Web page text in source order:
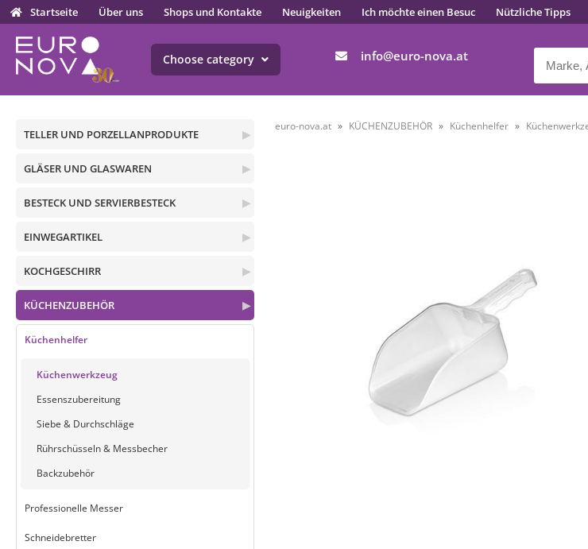
Startseite Über uns Shops und Kontakte Neuigkeiten Ich möchte einen Besuc Nützliche Tipps
info euro-nova.at
Choose category
▶
TELLER UND PORZELLANPRODUKTE
▶
GLÄSER UND GLASWAREN
▶
BESTECK UND SERVIERBESTECK
▶
EINWEGARTIKEL
▶
KOCHGESCHIRR
▶
KÜCHENZUBEHÖR
Küchenhelfer
Küchenwerkzeug
Essenszubereitung
Siebe & Durchschläge
Rührschüsseln & Messbecher
Backzubehör
Professionelle Messer
Schneidebretter
euro-nova.at KÜCHENZUBEHÖR Küchenhelfer